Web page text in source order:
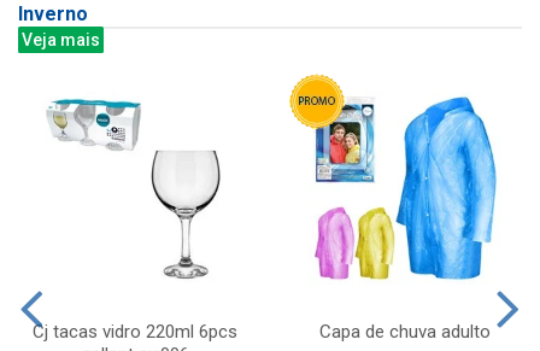
Inverno
Veja mais
Cj tacas vidro 220ml 6pcs
Capa de chuva adulto